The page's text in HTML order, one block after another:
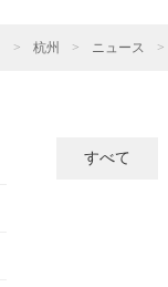
> 杭州 > ニュース >
すべて